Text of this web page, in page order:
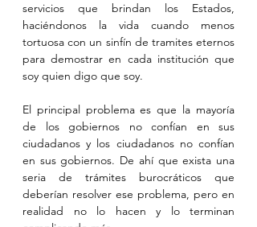
servicios que brindan los Estados,
haciéndonos la vida cuando menos
tortuosa con un sinfín de tramites eternos
para demostrar en cada institución que
soy quien digo que soy.
El principal problema es que la mayoría
de los gobiernos no confían en sus
ciudadanos y los ciudadanos no confían
en sus gobiernos. De ahí que exista una
seria de trámites burocráticos que
deberían resolver ese problema, pero en
realidad no lo hacen y lo terminan